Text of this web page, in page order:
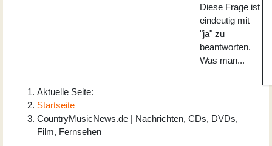
Diese Frage ist
eindeutig mit
"ja" zu
beantworten.
Was man...
Aktuelle Seite:
Startseite
CountryMusicNews.de | Nachrichten, CDs, DVDs,
Film, Fernsehen